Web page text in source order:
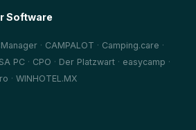
Software
· CAMPALOT · Camping.care ·
PC · CPO · Der Platzwart · easycamp ·
·WINHOTEL.MX